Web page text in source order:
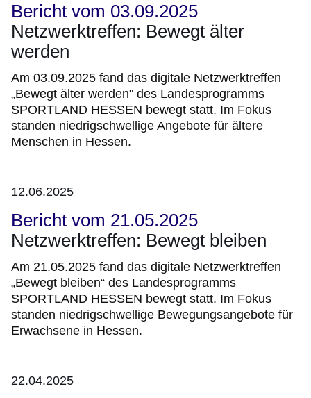
Bericht vom 03.09.2025
Netzwerktreffen: Bewegt älter
werden
Am 03.09.2025 fand das digitale Netzwerktreffen
„Bewegt älter werden" des Landesprogramms
SPORTLAND HESSEN bewegt statt. Im Fokus
standen niedrigschwellige Angebote für ältere
Menschen in Hessen.
12.06.2025
Bericht vom 21.05.2025
Netzwerktreffen: Bewegt bleiben
Am 21.05.2025 fand das digitale Netzwerktreffen
„Bewegt bleiben“ des Landesprogramms
SPORTLAND HESSEN bewegt statt. Im Fokus
standen niedrigschwellige Bewegungsangebote für
Erwachsene in Hessen.
22.04.2025